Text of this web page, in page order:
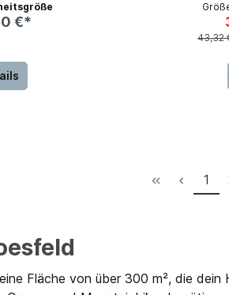
€*
43,32
1
Fläche von über 300 m², die dein